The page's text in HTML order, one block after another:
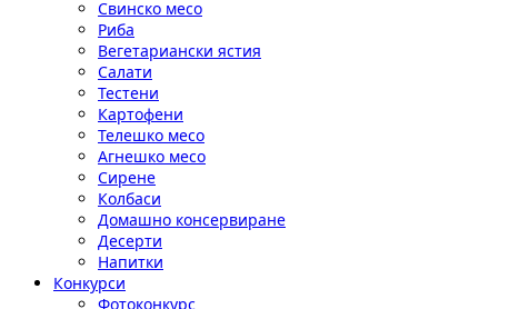
Свинско месо
Риба
Вегетариански ястия
Салати
Тестени
Картофени
Телешко месо
Агнешко месо
Сирене
Колбаси
Домашно консервиране
Десерти
Напитки
Конкурси
Фотоконкурс